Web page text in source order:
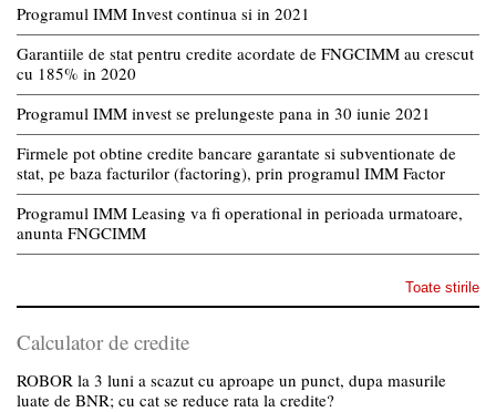
Programul IMM Invest continua si in 2021
Garantiile de stat pentru credite acordate de FNGCIMM au crescut
cu 185% in 2020
Programul IMM invest se prelungeste pana in 30 iunie 2021
Firmele pot obtine credite bancare garantate si subventionate de
stat, pe baza facturilor (factoring), prin programul IMM Factor
Programul IMM Leasing va fi operational in perioada urmatoare,
anunta FNGCIMM
Toate stirile
Calculator de credite
ROBOR la 3 luni a scazut cu aproape un punct, dupa masurile
luate de BNR; cu cat se reduce rata la credite?